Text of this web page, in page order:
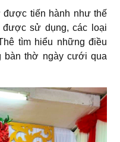
được tiến hành như thế
sử dụng, các loại
tìm hiểu những điều
bàn thờ ngày cưới qua